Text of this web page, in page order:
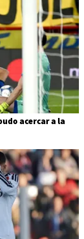
acercar a la